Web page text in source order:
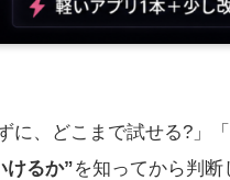
に、どこまで試せる?」
けるか”を知ってから判断